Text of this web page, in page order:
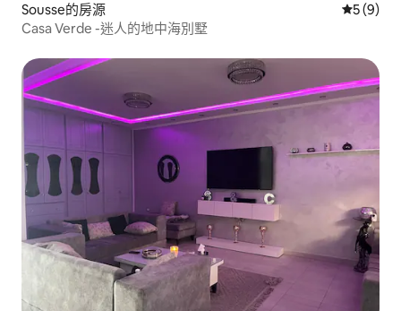
Sousse的房源 從 9 則評
5 (9)
Casa Verde -迷人的地中海別墅